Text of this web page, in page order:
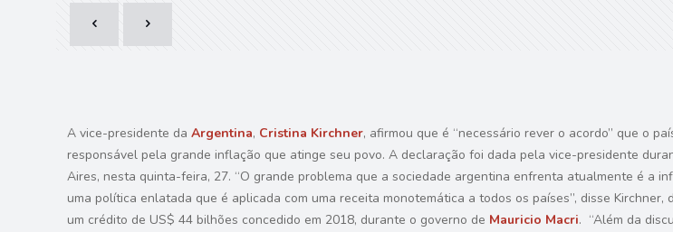
A vice-presidente daArgentina, Cristina Kirchner, afirmou que é “necessário rever o acordo” que o
responsável pela grande inflação que atinge seu povo. A declaração foi dada pela vice-presidente
Aires, nesta quinta-feira, 27. “O grande problema que a sociedade argentina enfrenta atualmente é a
uma política enlatada que é aplicada com uma receita monotemática a todos os países”, disse
um crédito de US$ 44 bilhões concedido em 2018, durante o governo de Mauricio Macri. “Além da